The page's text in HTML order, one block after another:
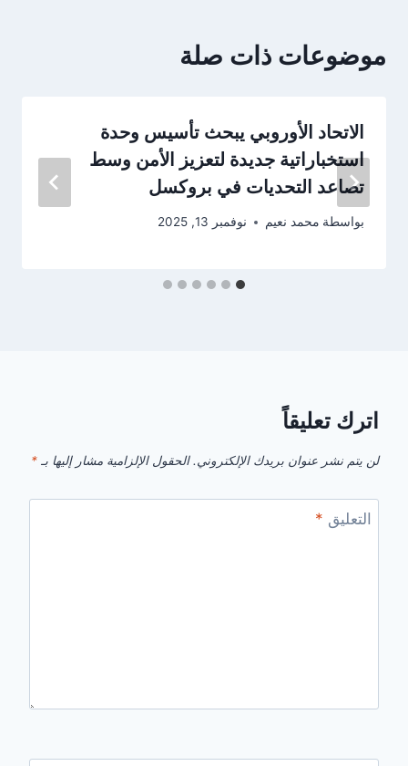
موضوعات ذات صلة
الاتحاد الأوروبي يبحث تأسيس وحدة
استخباراتية جديدة لتعزيز الأمن وسط
تصاعد التحديات في بروكسل
بواسطة محمد نعيم نوفمبر 13, 2025
اترك تعليقاً
لن يتم نشر عنوان بريدك الإلكتروني. الحقول الإلزامية مشار إليها بـ *
التعليق *